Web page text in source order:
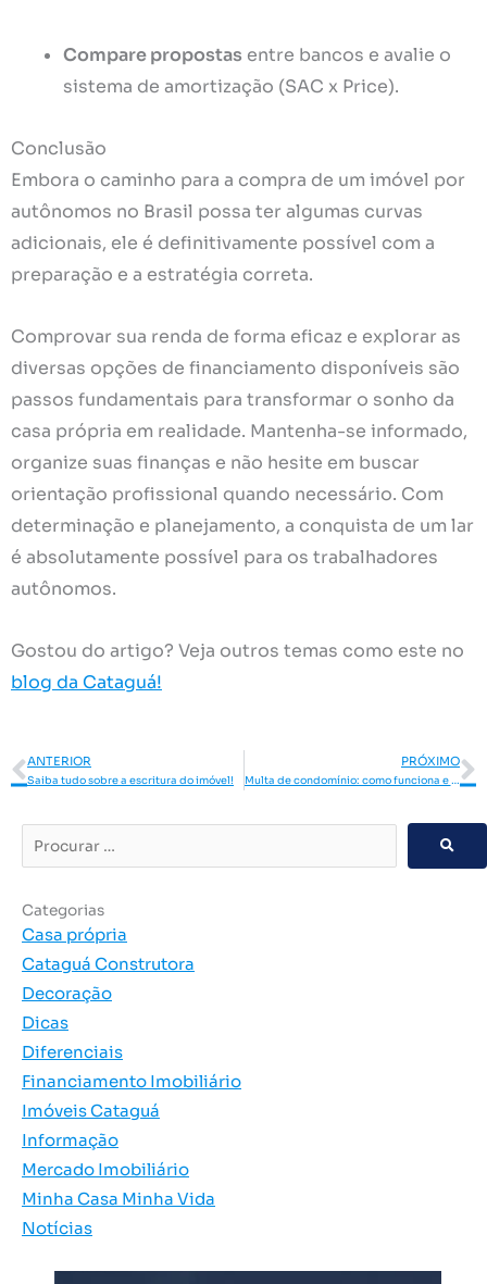
Compare propostas entre bancos e avalie o
sistema de amortização (SAC x Price).
Conclusão
Embora o caminho para a compra de um imóvel por
autônomos no Brasil possa ter algumas curvas
adicionais, ele é definitivamente possível com a
preparação e a estratégia correta.
Comprovar sua renda de forma eficaz e explorar as
diversas opções de financiamento disponíveis são
passos fundamentais para transformar o sonho da
casa própria em realidade. Mantenha-se informado,
organize suas finanças e não hesite em buscar
orientação profissional quando necessário. Com
determinação e planejamento, a conquista de um lar
é absolutamente possível para os trabalhadores
autônomos.
Gostou do artigo? Veja outros temas como este no
blog da Cataguá!
Anterior
ANTERIOR
Saiba tudo sobre a escritura do imóvel!
PRÓXIMO
Multa de condomínio: como funciona e o que fazer?
…
Categorias
Casa própria
Cataguá Construtora
Decoração
Dicas
Diferenciais
Financiamento Imobiliário
Imóveis Cataguá
Informação
Mercado Imobiliário
Minha Casa Minha Vida
Notícias